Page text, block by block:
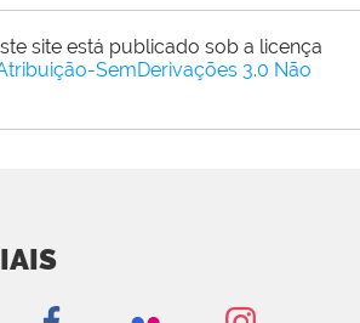
site está publicado sob a licença
SemDerivações 3.0 Não